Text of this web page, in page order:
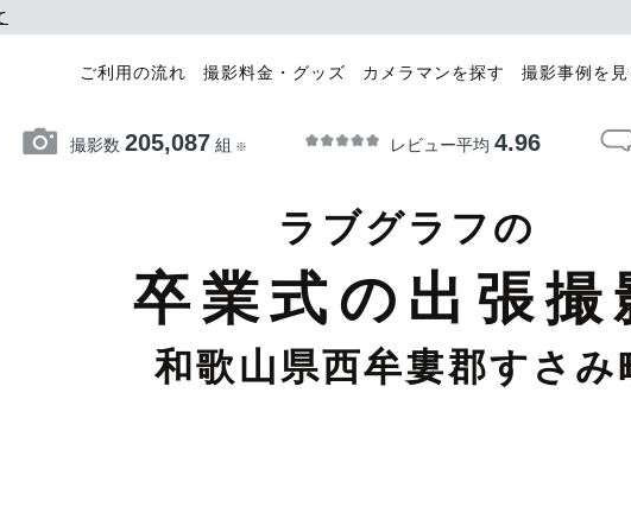
ご利用の流れ 撮影料金・グッズ カメラマンを探す 撮影事例を見
撮影数 205,087 組 ※ レビュー平均 4.96
ラブグラフの
卒業式の出張撮
和歌山県西牟婁郡すさみ